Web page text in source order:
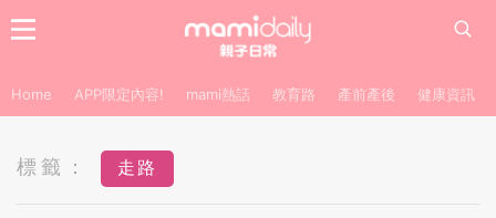
Home APP限定內容! mami熱話 教育路 產前產後 健康資訊
標籤： 走路